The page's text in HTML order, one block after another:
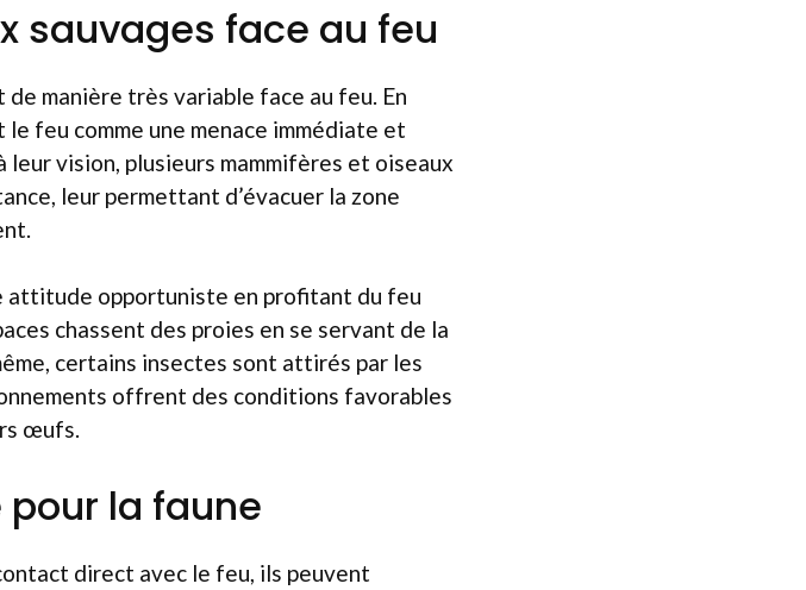
sauvages face au feu
manière très variable face au feu. En
feu comme une menace immédiate et
leur vision, plusieurs mammifères et oiseaux
leur permettant d’évacuer la zone
attitude opportuniste en profitant du feu
chassent des proies en se servant de la
certains insectes sont attirés par les
offrent des conditions favorables
œufs.
pour la faune
direct avec le feu, ils peuvent